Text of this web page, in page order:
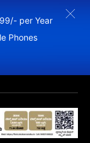
per Year
Phones